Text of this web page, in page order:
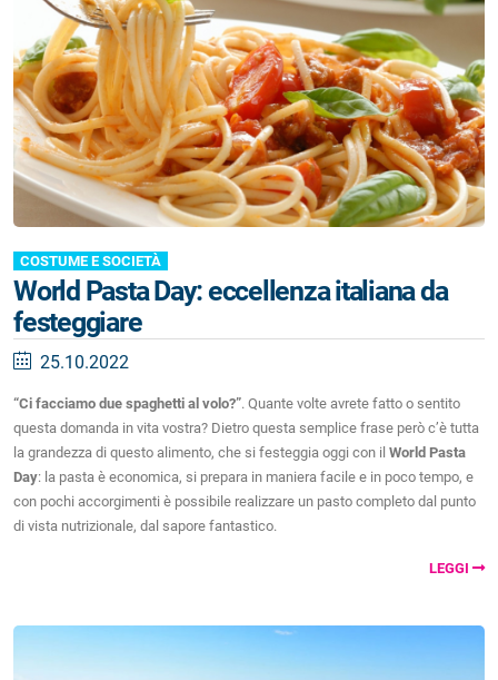
COSTUME E SOCIETÀ
World Pasta Day: eccellenza italiana da
festeggiare
25.10.2022
“Ci facciamo due spaghetti al volo?”. Quante volte avrete fatto o sentito
questa domanda in vita vostra? Dietro questa semplice frase però c’è tutta
la grandezza di questo alimento, che si festeggia oggi con il World Pasta
Day: la pasta è economica, si prepara in maniera facile e in poco tempo, e
con pochi accorgimenti è possibile realizzare un pasto completo dal punto
di vista nutrizionale, dal sapore fantastico.
LEGGI